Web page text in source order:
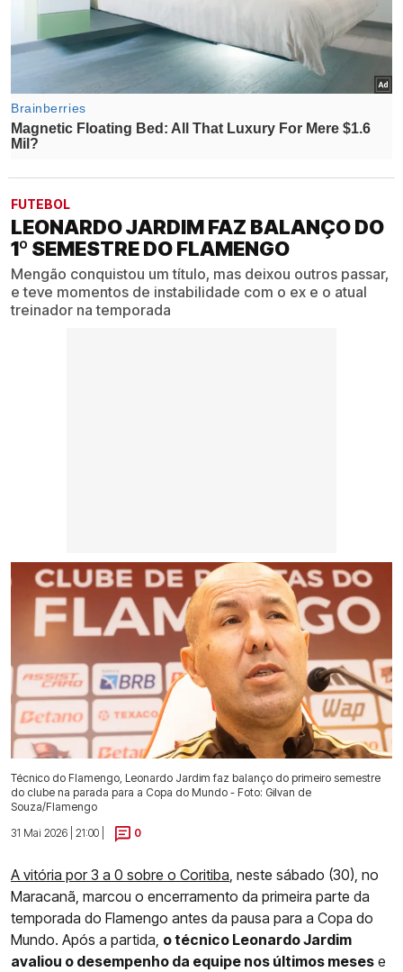
FUTEBOL
LEONARDO JARDIM FAZ BALANÇO DO
1º SEMESTRE DO FLAMENGO
Mengão conquistou um título, mas deixou outros passar,
e teve momentos de instabilidade com o ex e o atual
treinador na temporada
Técnico do Flamengo, Leonardo Jardim faz balanço do primeiro semestre
do clube na parada para a Copa do Mundo - Foto: Gilvan de
Souza/Flamengo
31 Mai 2026 | 21:00 |
0
A vitória por 3 a 0 sobre o Coritiba , neste sábado (30), no
Maracanã, marcou o encerramento da primeira parte da
temporada do Flamengo antes da pausa para a Copa do
Mundo. Após a partida, o técnico Leonardo Jardim
avaliou o desempenho da equipe nos últimos meses e